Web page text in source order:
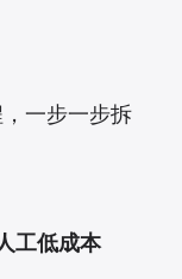
一步一步拆
工低成本